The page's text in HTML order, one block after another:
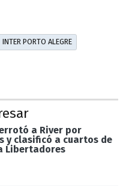
INTER PORTO ALEGRE
a River por
y clasificó a cuartos de
Libertadores